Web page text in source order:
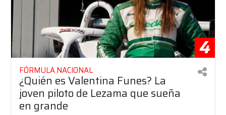
4
FÓRMULA NACIONAL
¿Quién es Valentina Funes? La
joven piloto de Lezama que sueña
en grande